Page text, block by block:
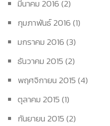
มีนาคม 2016(2)
กุมภาพันธ์ 2016(1)
มกราคม 2016(3)
ธันวาคม 2015(2)
พฤศจิกายน 2015(4)
ตุลาคม 2015(1)
กันยายน 2015(2)